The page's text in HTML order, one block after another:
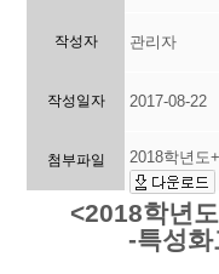
작성자 관리자
작성일자 2017-08-22
첨부파일 2018학년도
<2018학년
-특성